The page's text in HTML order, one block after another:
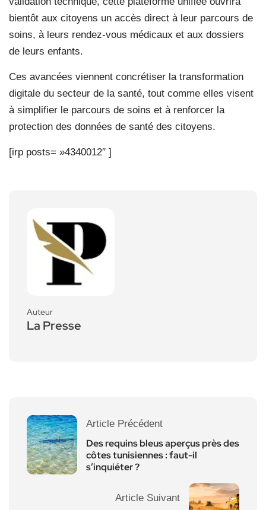
bientôt aux citoyens un accès direct à leur parcours de
soins, à leurs rendez-vous médicaux et aux dossiers
de leurs enfants.
Ces avancées viennent concrétiser la transformation
digitale du secteur de la santé, tout comme elles visent
à simplifier le parcours de soins et à renforcer la
protection des données de santé des citoyens.
[irp posts= »4340012″ ]
Auteur
La Presse
Article Précédent
Des requins bleus aperçus près des
côtes tunisiennes : faut-il
s’inquiéter ?
Article Suivant